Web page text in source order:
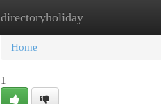
directoryholiday
Home New Site Listings
Home
1